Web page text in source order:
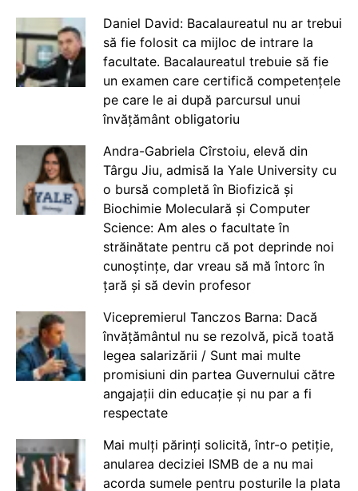
Daniel David: Bacalaureatul nu ar trebui
să fie folosit ca mijloc de intrare la
facultate. Bacalaureatul trebuie să fie
un examen care certifică competențele
pe care le ai după parcursul unui
învățământ obligatoriu
Andra-Gabriela Cîrstoiu, elevă din
Târgu Jiu, admisă la Yale University cu
o bursă completă în Biofizică și
Biochimie Moleculară și Computer
Science: Am ales o facultate în
străinătate pentru că pot deprinde noi
cunoștințe, dar vreau să mă întorc în
țară și să devin profesor
Vicepremierul Tanczos Barna: Dacă
învățământul nu se rezolvă, pică toată
legea salarizării / Sunt mai multe
promisiuni din partea Guvernului către
angajații din educație și nu par a fi
respectate
Mai mulți părinți solicită, într-o petiție,
anularea deciziei ISMB de a nu mai
acorda sumele pentru posturile la plata